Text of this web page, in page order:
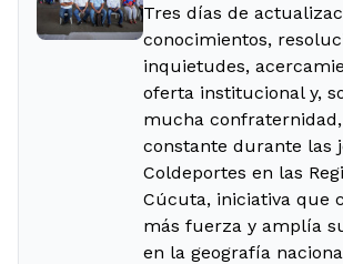
Tres días de
conocimientos,
inquietudes,
oferta institucional y,
mucha
constante durante las
Coldeportes en las
Cúcuta, iniciativa que
más fuerza y amplía
en la geografía